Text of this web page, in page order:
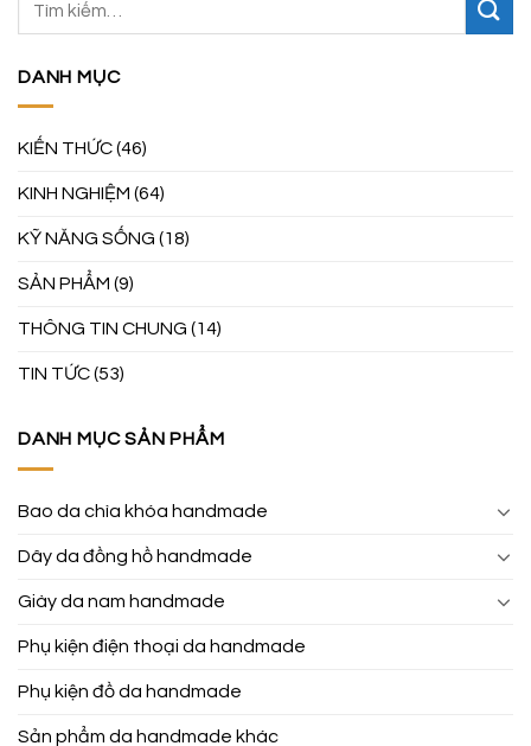
DANH MỤC
KIẾN THỨC(46)
KINH NGHIỆM (64)
KỸ NĂNG SỐNG (18)
SẢN PHẨM (9)
THÔNG TIN CHUNG (14)
TIN TỨC(53)
DANH MỤC SẢN PHẨM
Bao da chìa khóa handmade
Dây da đồng hồ handmade
Giày da nam handmade
Phụ kiện điện thoại da handmade
Phụ kiện đồ da handmade
Sản phẩm da handmade khác